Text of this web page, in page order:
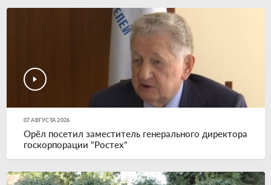
07 АВГУСТА 2026
Орёл посетил заместитель генерального директора
госкорпорации "Ростех"